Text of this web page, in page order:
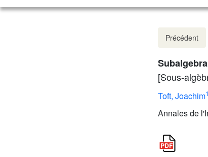
Précédent
[Sous-
Toft, Joachim1
Annales de